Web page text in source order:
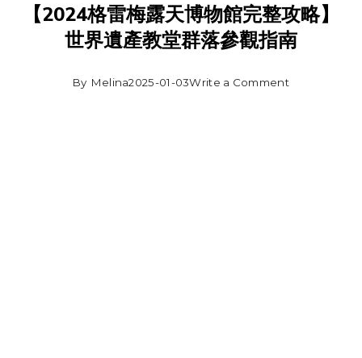
【2024格雷梅露天博物館完整攻略】
世界遺產教堂群落參觀指南
By Melina2025-01-03Write a Comment